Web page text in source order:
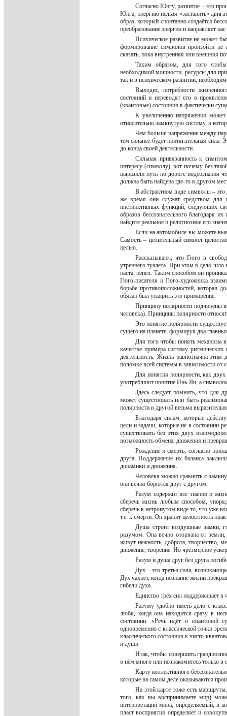
Согласно Юнгу, развитие – это
Юнга, энергию нельзя «заставить»
образ, который спонтанно создаётся
преобразование энергии и направляет
Психическое развитие не может
формирование символов произойти не
сказать, пока внутренняя или внешняя
Таким образом, для того чтобы
необходимой мощности, ресурсы для
так и в психическом развитии,
Выходит, потребности
состояний и переводят его в
(квантовые) состояния в фактически
К увеличению напряжения может
относительно замкнутую систему, в
Чем больше напряжение между
тем сильнее будет притягательная
до конца своей деятельности.
Сильная привязанность к
интересу (символу), вот почему без
выразили путь по дороге подсознания
должна быть найдена где-то в другом
В абстрактном виде символы –
же время они служат средством для
инстинктивных функций, следующих
образов бессознательного благодаря
найдите реальное и религиозное его
Если на автомобиле вы можете
Самость – целительный символ
целью.
Рассказывают, что Гюго в
утреннего туалета. При этом в дело шло
паста, пепел. Таким способом он
Гюго-писателя и Гюго-художника
борьбе противоположностей, которая
обязан был ускорить это примирение.
Принципу полярности подчинены
человека). Принципы полярности
Это понятие полярности
сущего на планете, формируя два
Для того чтобы понять механизм
качестве примера систему
деятельность. Жизнь равнозначна
поломке всей системы в зависимости от
Для понятия полярности, как
употребляют понятие Инь-Ян, а
Здесь следует помнить, что для
может существовать или быть
полярности в другой весьма
Благодаря силам, которые
цели и задачи, которые не в состоянии
существовать без этих двух
возможность обмена, движения и
Рождение и смерть, согласно
друга. Поддержание их баланса
динамики и движения.
Человека можно сравнить с
они вечно борются друг с другом.
Разум содержит все знания и
сберечь жизнь любым способом,
сберечь в нетронутом виде то, что уже
т.е. к смерти. Он хранит целостность
Душа строит воздушные замки,
разумом. Она вечно оторвана от
живут нежность, доброта, творчество,
движение, творение. Но чрезмерное
Разум и душа друг без друга
Дух – это третья сила,
Дух чахнет, когда познание жизни
гибели духа.
Единство трёх сил поддерживает в
Разуму удобно иметь дело с
любя, когда она находится сразу в
состоянии. «Речь идёт о квантовой
одновременно с классической точки
классического состояния к чисто-
и души.
Итак, чтобы совершить
о нём много или познакомитесь только
Карту коллективного
которые на самом деле оказываются
На этой карте тоже есть
того, как вы воспринимаете мир)
интерпретации мира, определяемый, в
пласт восприятия определяет и